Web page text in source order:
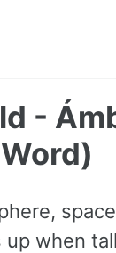
-
when